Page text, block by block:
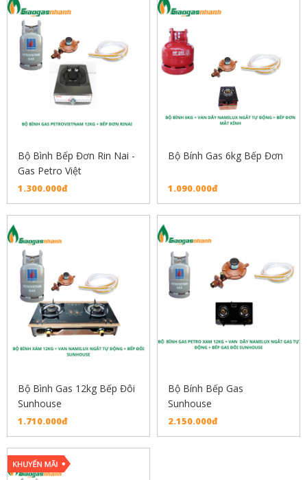
Bộ Bình Bếp Đơn Rin Nai -
Gas Petro Việt
1.300.000đ
Bộ Bính Gas 6kg Bếp Đơn
1.090.000đ
Bộ Bình Gas 12kg Bếp Đôi
Sunhouse
1.710.000đ
Bộ Bính Bếp Gas
Sunhouse
2.150.000đ